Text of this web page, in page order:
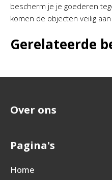
bescherm je je goederen
komen de objecten veilig
Gerelateerde
Over ons
Pagina's
Home